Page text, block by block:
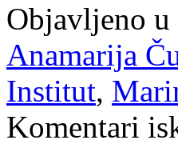
Objavljeno u
Anamarija
Institut,
Komentari